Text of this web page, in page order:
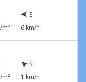
m²
E
6 km/h
m²
SE
1 km/h